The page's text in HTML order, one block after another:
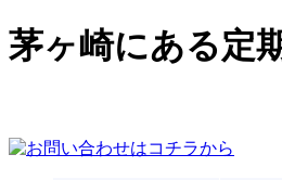
茅ヶ崎にある定